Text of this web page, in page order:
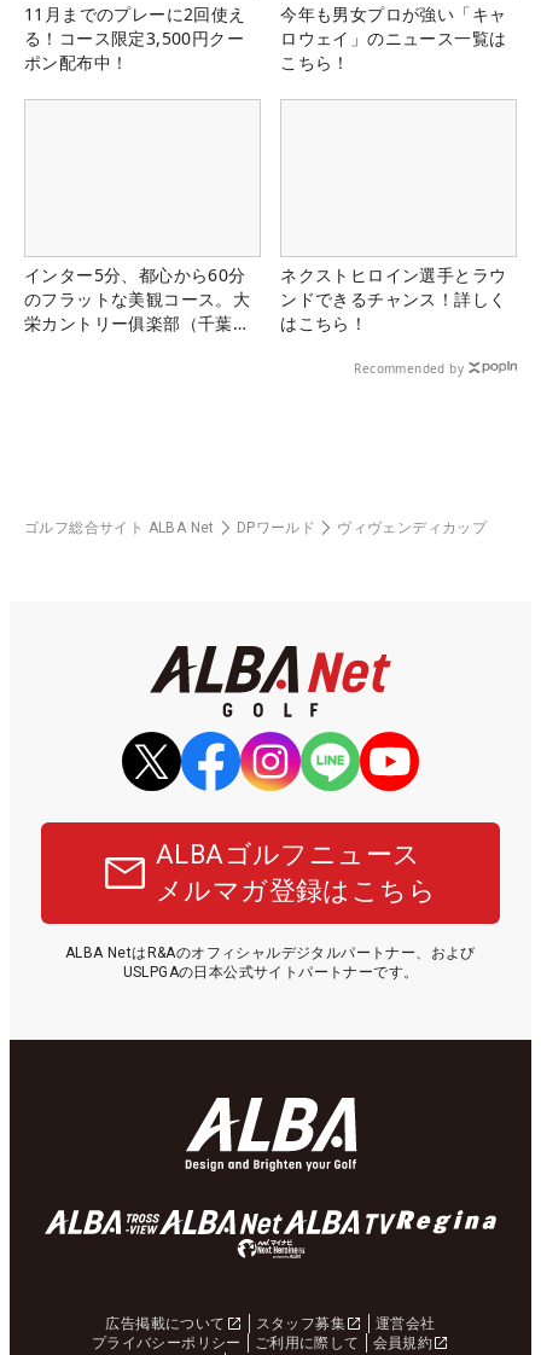
11月までのプレーに2回使え
る！コース限定3,500円クー
ポン配布中！
今年も男女プロが強い「キャ
ロウェイ」のニュース一覧は
こちら！
インター5分、都心から60分
のフラットな美観コース。大
栄カントリー俱楽部（千葉
ネクストヒロイン選手とラウ
ンドできるチャンス！詳しく
はこちら！
Recommended by
ゴルフ総合サイト ALBA Net DPワールド ヴィヴェンディカップ
ALBAゴルフニュース
メルマガ登録はこちら
ALBA NetはR&Aのオフィシャルデジタルパートナー、および
USLPGAの日本公式サイトパートナーです。
広告掲載について スタッフ募集
運営会社
プライバシーポリシー
ご利用に際して
会員規約